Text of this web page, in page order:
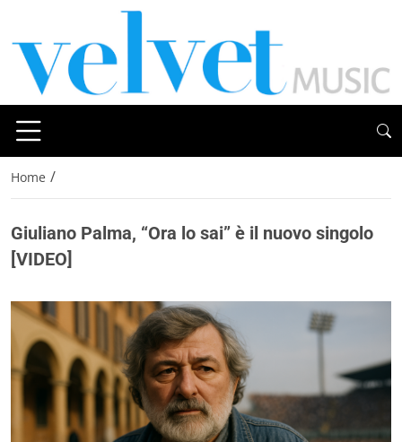
Home /
Giuliano Palma, “Ora lo sai” è il nuovo singolo
[VIDEO]